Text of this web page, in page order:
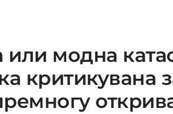
модна
критикувана